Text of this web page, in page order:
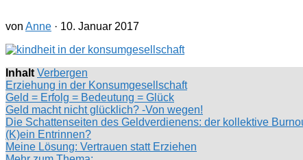
von Anne · 10. Januar 2017
Inhalt Verbergen
Erziehung in der Konsumgesellschaft
Geld = Erfolg = Bedeutung = Glück
Geld macht nicht glücklich? -Von wegen!
Die Schattenseiten des Geldverdienens: der kollektive
(K)ein Entrinnen?
Meine Lösung: Vertrauen statt Erziehen